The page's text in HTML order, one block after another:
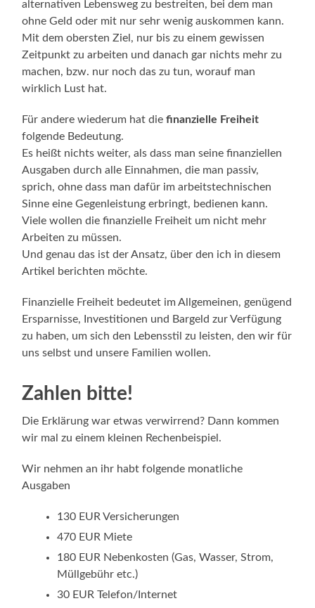
alternativen Lebensweg zu bestreiten, bei dem man
ohne Geld oder mit nur sehr wenig auskommen kann.
Mit dem obersten Ziel, nur bis zu einem gewissen
Zeitpunkt zu arbeiten und danach gar nichts mehr zu
machen, bzw. nur noch das zu tun, worauf man
wirklich Lust hat.
Für andere wiederum hat diefinanzielle Freiheit
folgende Bedeutung.
Es heißt nichts weiter, als dass man seine finanziellen
Ausgaben durch alle Einnahmen, die man passiv,
sprich, ohne dass man dafür im arbeitstechnischen
Sinne eine Gegenleistung erbringt, bedienen kann.
Viele wollen die finanzielle Freiheit um nicht mehr
Arbeiten zu müssen.
Und genau das ist der Ansatz, über den ich in diesem
Artikel berichten möchte.
Finanzielle Freiheit bedeutet im Allgemeinen, genügend
Ersparnisse, Investitionen und Bargeld zur Verfügung
zu haben, um sich den Lebensstil zu leisten, den wir für
uns selbst und unsere Familien wollen.
Zahlen bitte!
Die Erklärung war etwas verwirrend? Dann kommen
wir mal zu einem kleinen Rechenbeispiel.
Wir nehmen an ihr habt folgende monatliche
Ausgaben
130 EUR Versicherungen
470 EUR Miete
180 EUR Nebenkosten (Gas, Wasser, Strom,
Müllgebühr etc.)
30 EUR Telefon/Internet